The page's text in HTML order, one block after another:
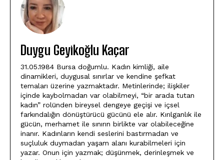
Duygu Geyikoğlu Kaçar
31.05.1984 Bursa doğumlu. Kadın kimliği, aile
dinamikleri, duygusal sınırlar ve kendine şefkat
temaları üzerine yazmaktadır. Metinlerinde; ilişkiler
içinde kaybolmadan var olabilmeyi, “bir arada tutan
kadın” rolünden bireysel dengeye geçişi ve içsel
farkındalığın dönüştürücü gücünü ele alır. Kırılganlık ile
gücün, merhamet ile sınırın birlikte var olabileceğine
inanır. Kadınların kendi seslerini bastırmadan ve
suçluluk duymadan yaşam alanı kurabilmeleri için
yazar. Onun için yazmak; düşünmek, derinleşmek ve